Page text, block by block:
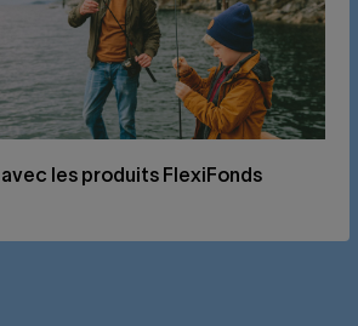
les produits FlexiFonds